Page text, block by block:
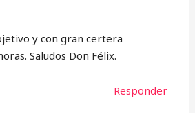
y con gran certera
Saludos Don Félix.
Responder